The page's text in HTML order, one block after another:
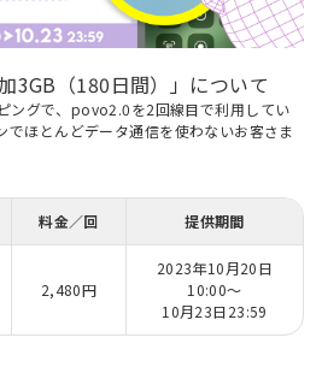
3GB（180日間）」について
ングで、povo2.0を2回線目で利用してい
でほとんどデータ通信を使わないお客さま
料金／回 提供期間
2,480円
2023年10月20日
10:00～
10月23日23:59